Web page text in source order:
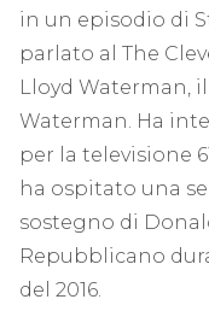
in un episodio di
parlato al The
Lloyd Waterman,
Waterman. Ha
per la televisione
ha ospitato una
sostegno di
Repubblicano
del 2016.